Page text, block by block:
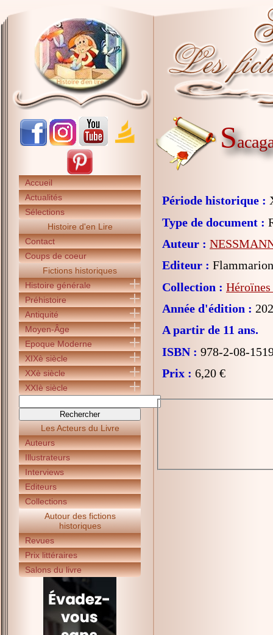
Accueil
Actualités
Sélections
Histoire d'en Lire
Contact
Coups de coeur
Fictions historiques
Histoire générale
Préhistoire
Antiquité
Moyen-Âge
Epoque Moderne
XIXè siècle
XXè siècle
XXIè siècle
Les Acteurs du Livre
Auteurs
Illustrateurs
Interviews
Editeurs
Collections
Autour des fictions
historiques
Revues
Prix littéraires
Salons du livre
S
Période historique :
Type de document :
Auteur :
Editeur :
Collection :
Année d'édition :
A partir de 11 ans.
ISBN : 978-2-08-
Prix : 6,20 €